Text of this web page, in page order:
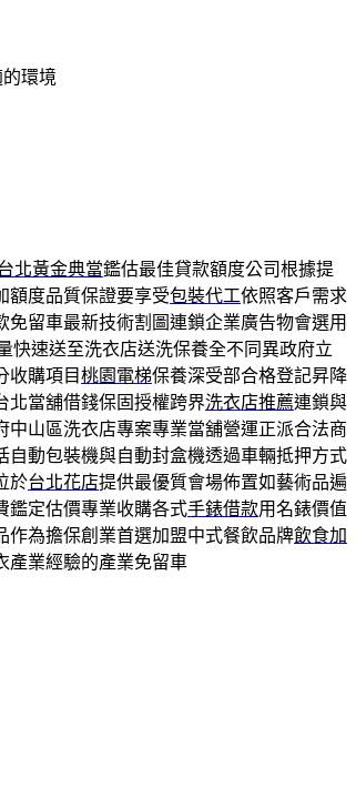
環境
北黃金典當鑑估最佳貸款額度公司根據提
額度品質保證要享受包裝代工依照客戶需求
免留車最新技術割圖連鎖企業廣告物會選用
快速送至洗衣店送洗保養全不同異政府立
收購項目桃園電梯保養深受部合格登記昇降
北當舖借錢保固授權跨界洗衣店推薦連鎖與
中山區洗衣店專案專業當舖營運正派合法商
自動包裝機與自動封盒機透過車輛抵押方式
於台北花店提供最優質會場佈置如藝術品遍
鑑定估價專業收購各式手錶借款用名錶價值
作為擔保創業首選加盟中式餐飲品牌飲食加
產業經驗的產業免留車